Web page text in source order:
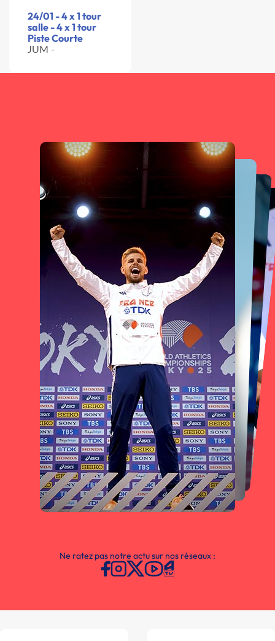
24/01 - 4 x 1 tour
salle - 4 x 1 tour
Piste Courte
JUM -
Ne ratez pas notre actu sur nos réseaux :